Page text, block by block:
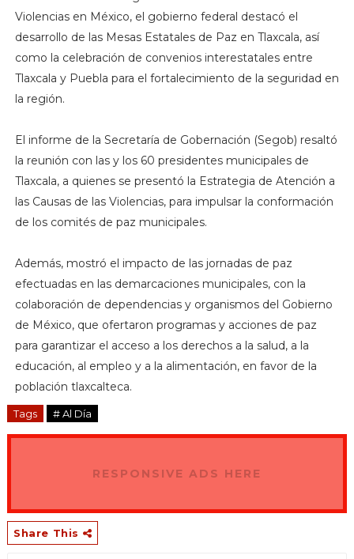
Violencias en México, el gobierno federal destacó el
desarrollo de las Mesas Estatales de Paz en Tlaxcala, así
como la celebración de convenios interestatales entre
Tlaxcala y Puebla para el fortalecimiento de la seguridad en
la región.
El informe de la Secretaría de Gobernación (Segob) resaltó
la reunión con las y los 60 presidentes municipales de
Tlaxcala, a quienes se presentó la Estrategia de Atención a
las Causas de las Violencias, para impulsar la conformación
de los comités de paz municipales.
Además, mostró el impacto de las jornadas de paz
efectuadas en las demarcaciones municipales, con la
colaboración de dependencias y organismos del Gobierno
de México, que ofertaron programas y acciones de paz
para garantizar el acceso a los derechos a la salud, a la
educación, al empleo y a la alimentación, en favor de la
población tlaxcalteca.
Tags # Al Día
RESPONSIVE ADS HERE
Share This